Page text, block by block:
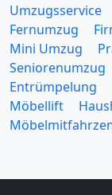
Umzugsservice
Fernumzug
Mini Umzug
Seniorenumzug
Entrümpelung
Möbellift